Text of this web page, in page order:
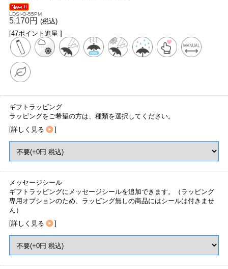
LDSI-O-55PM
5,170円 (税込)
[47ポイント進呈 ]
ギフトラッピング
ラッピングをご希望の方は、種類を選択してください。
[詳しく見る ]
メッセージシール
ギフトラッピングにメッセージシールを追加できます。（ラッピング
専用オプションのため、ラッピング無しの商品にはシールは付きませ
ん）
[詳しく見る ]